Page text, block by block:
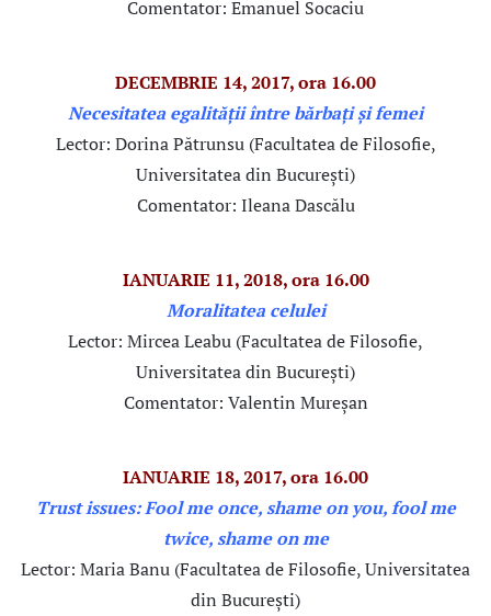
Comentator: Emanuel Socaciu
DECEMBRIE 14, 2017, ora 16.00
Necesitatea egalității între bărbați și femei
Lector: Dorina Pătrunsu (Facultatea de Filosofie,
Universitatea din București)
Comentator: Ileana Dascălu
IANUARIE 11, 2018, ora 16.00
Moralitatea celulei
Lector: Mircea Leabu (Facultatea de Filosofie,
Universitatea din București)
Comentator: Valentin Mureșan
IANUARIE 18, 2017, ora 16.00
Trust issues: Fool me once, shame on you, fool me
twice, shame on me
Lector: Maria Banu (Facultatea de Filosofie, Universitatea
din București)